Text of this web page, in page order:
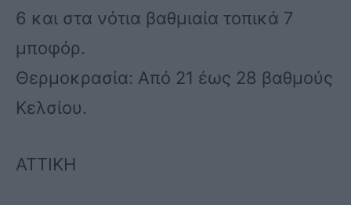
6 και στα νότια βαθμιαία τοπικά 7
μποφόρ.
Θερμοκρασία: Από 21 έως 28 βαθμούς
Κελσίου.
ΑΤΤΙΚΗ